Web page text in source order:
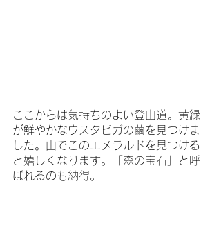
ここからは気持ちのよい登山道。黄緑
が鮮やかなウスタビガの繭を見つけま
した。山でこのエメラルドを見つける
と嬉しくなります。「森の宝石」と呼
ばれるのも納得。